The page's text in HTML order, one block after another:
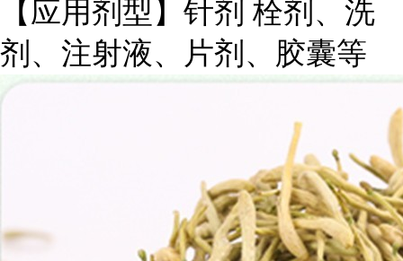
【应用剂型】针剂 栓剂、洗
剂、注射液、片剂、胶囊等